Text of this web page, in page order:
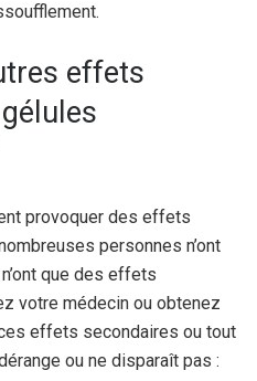
effets
provoquer des effets
personnes n’ont
que des effets
votre médecin ou obtenez
effets secondaires ou tout
ou ne disparaît pas :